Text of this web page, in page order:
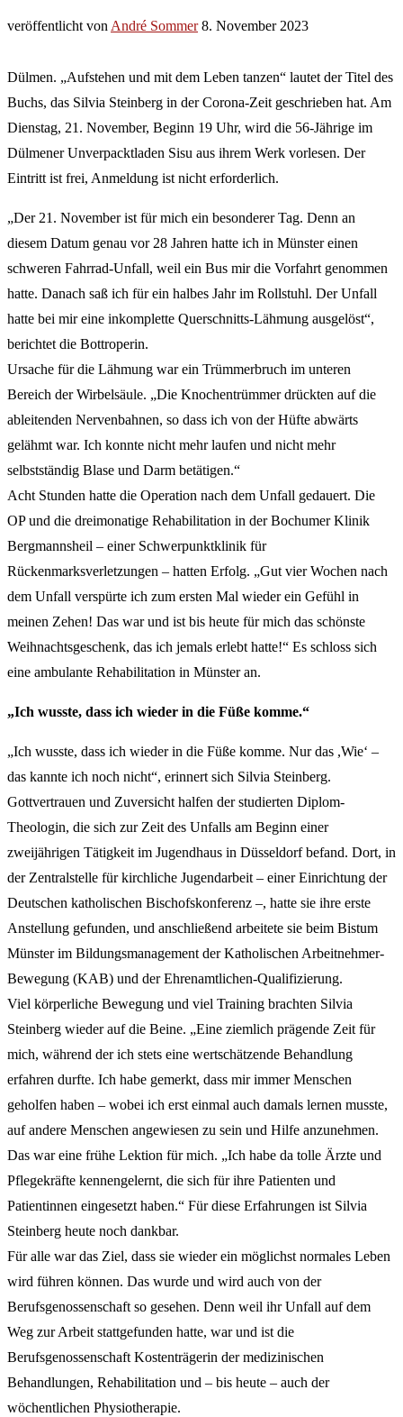
veröffentlicht von André Sommer 8. November 2023
Dülmen. „Aufstehen und mit dem Leben tanzen“ lautet der Titel des
Buchs, das Silvia Steinberg in der Corona-Zeit geschrieben hat. Am
Dienstag, 21. November, Beginn 19 Uhr, wird die 56-Jährige im
Dülmener Unverpacktladen Sisu aus ihrem Werk vorlesen. Der
Eintritt ist frei, Anmeldung ist nicht erforderlich.
„Der 21. November ist für mich ein besonderer Tag. Denn an
diesem Datum genau vor 28 Jahren hatte ich in Münster einen
schweren Fahrrad-Unfall, weil ein Bus mir die Vorfahrt genommen
hatte. Danach saß ich für ein halbes Jahr im Rollstuhl. Der Unfall
hatte bei mir eine inkomplette Querschnitts-Lähmung ausgelöst“,
berichtet die Bottroperin.
Ursache für die Lähmung war ein Trümmerbruch im unteren
Bereich der Wirbelsäule. „Die Knochentrümmer drückten auf die
ableitenden Nervenbahnen, so dass ich von der Hüfte abwärts
gelähmt war. Ich konnte nicht mehr laufen und nicht mehr
selbstständig Blase und Darm betätigen.“
Acht Stunden hatte die Operation nach dem Unfall gedauert. Die
OP und die dreimonatige Rehabilitation in der Bochumer Klinik
Bergmannsheil – einer Schwerpunktklinik für
Rückenmarksverletzungen – hatten Erfolg. „Gut vier Wochen nach
dem Unfall verspürte ich zum ersten Mal wieder ein Gefühl in
meinen Zehen! Das war und ist bis heute für mich das schönste
Weihnachtsgeschenk, das ich jemals erlebt hatte!“ Es schloss sich
eine ambulante Rehabilitation in Münster an.
„Ich wusste, dass ich wieder in die Füße komme.“
„Ich wusste, dass ich wieder in die Füße komme. Nur das ,Wie‘ –
das kannte ich noch nicht“, erinnert sich Silvia Steinberg.
Gottvertrauen und Zuversicht halfen der studierten Diplom-
Theologin, die sich zur Zeit des Unfalls am Beginn einer
zweijährigen Tätigkeit im Jugendhaus in Düsseldorf befand. Dort, in
der Zentralstelle für kirchliche Jugendarbeit – einer Einrichtung der
Deutschen katholischen Bischofskonferenz –, hatte sie ihre erste
Anstellung gefunden, und anschließend arbeitete sie beim Bistum
Münster im Bildungsmanagement der Katholischen Arbeitnehmer-
Bewegung (KAB) und der Ehrenamtlichen-Qualifizierung.
Viel körperliche Bewegung und viel Training brachten Silvia
Steinberg wieder auf die Beine. „Eine ziemlich prägende Zeit für
mich, während der ich stets eine wertschätzende Behandlung
erfahren durfte. Ich habe gemerkt, dass mir immer Menschen
geholfen haben – wobei ich erst einmal auch damals lernen musste,
auf andere Menschen angewiesen zu sein und Hilfe anzunehmen.
Das war eine frühe Lektion für mich. „Ich habe da tolle Ärzte und
Pflegekräfte kennengelernt, die sich für ihre Patienten und
Patientinnen eingesetzt haben.“ Für diese Erfahrungen ist Silvia
Steinberg heute noch dankbar.
Für alle war das Ziel, dass sie wieder ein möglichst normales Leben
wird führen können. Das wurde und wird auch von der
Berufsgenossenschaft so gesehen. Denn weil ihr Unfall auf dem
Weg zur Arbeit stattgefunden hatte, war und ist die
Berufsgenossenschaft Kostenträgerin der medizinischen
Behandlungen, Rehabilitation und – bis heute – auch der
wöchentlichen Physiotherapie.